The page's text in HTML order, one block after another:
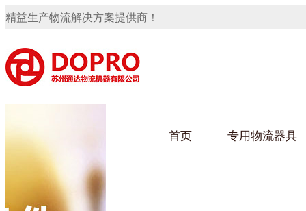
精益生产物流解决方案提供商！
首页 专用物流器具
91免费观看视频架
隐藏式马桶水箱支架